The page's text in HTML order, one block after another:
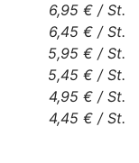
6,95 € / St.
6,45 € / St.
5,95 € / St.
5,45 € / St.
4,95 € / St.
4,45 € / St.